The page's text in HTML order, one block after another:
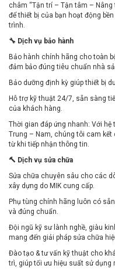
châm “Tận trí – Tận tâm –
để thiết bị của bạn hoạt động
trình.
🔧 Dịch vụ bảo hành
Bảo hành chính hãng cho toàn
đảm bảo đúng tiêu chuẩn nhà
Bảo dưỡng định kỳ giúp thiết bị
Hỗ trợ kỹ thuật 24/7, sẵn sàng
của khách hàng.
Thời gian đáp ứng nhanh: Với
Trung – Nam, chúng tôi cam
từ khi tiếp nhận thông tin.
🔨 Dịch vụ sửa chữa
Sửa chữa chuyên sâu cho các
xây dựng do MIK cung cấp.
Phụ tùng chính hãng luôn có
và đúng chuẩn.
Đội ngũ kỹ sư lành nghề, giàu
mang đến giải pháp sửa chữa
Đào tạo & tư vấn kỹ thuật cho
trì, giúp tối ưu hiệu suất sử dụng